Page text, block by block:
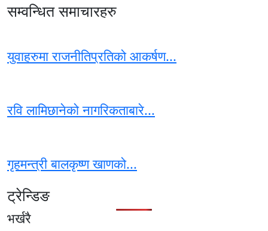
सम्वन्धित समाचारहरु
युवाहरुमा राजनीतिप्रतिको आकर्षण...
रवि लामिछानेको नागरिकताबारे...
गृहमन्त्री बालकृष्ण खाणको...
ट्रेन्डिङ
भर्खरै